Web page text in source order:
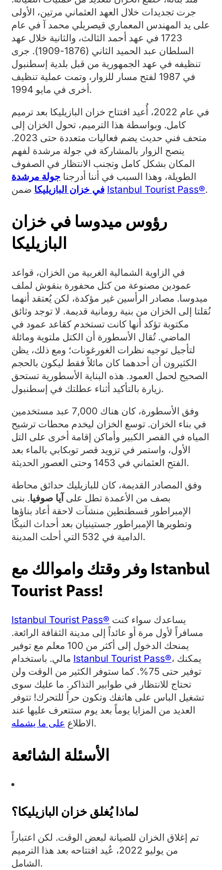
جرت تجديدات خلال العهد العثماني مرتين، الأولى
على يد المهندس المعماري قيصريلي محمد آ في عام
1723 في عهد أحمد الثالث، والثانية خلال عهد
السلطان عبد الحميد الثاني (1876-1909). جرى
تنظيفه في عهد الجمهورية من قبل بلدية إسطنبول
في 1987 لفتح مسار للزوار، وتمت عملية تنظيف
أخرى في مايو 1994.
في عام 2022، أُعيد افتتاح خزان البازيليكا بعد ترميم
كامل. وبواسطة هذا الترميم، تحول الخزان إلى
متحف فني حديث يضم فعاليات متعددة حتى 2023.
ينصح الزوار بالمشاركة في جولة مرشدة لفهم
المكان بشكل كامل وتجنب الانتظار في الصفوف
الطويلة، وهذا السبب في أننا أدرجنا جولة مرشدة
في خزان البازيليكا Istanbul Tourist Pass®.
رؤوس ميدوسا في خزان
البازيليكا
في الزاوية الشمالية الغربية من الخزان، قواعد
عمودين مصنوعة من كتل محفورة بنقوش لملف
ميدوسا. مصادر الرأسين غير مؤكدة، لكن يُعتقد أنهما
نُقلتا إلى الخزان من بنية رومانية قديمة. لا توجد وثائق
مكتوبة تؤكد أنها كانت تستخدم كقاعد عمود في
الماضي. تُقال الأسطورة أن الكتل ملتوية ومائلة
لتأجيل توجيه نظرات الغورغونات؛ ومع ذلك، يظن
الكثيرون أن أحدهما كان مائلاً فقط ليكون بالحجم
الصحيح لحمل العمود. هذه البناية الأسطورية تستحق
زيارة بالتأكيد أثناء عطلتك في إسطنبول.
وفق الأسطورة، كان هناك 7,000 عبد مستخدمين
في بناء الخزان. توسع الخزان ليخدم محطات ترشيح
المياه في القصر الكبير وأماكن إقامة أخرى على التل
الأول، واستمر في تزويد قصر توبكابي بالماء بعد
الفتح العثماني في 1453 وحتى العصور الحديثة.
وفق المصادر القديمة، كان للبازيليك حدائق محاطة
بصف من الأعمدة تطل على آيا صوفيا. بنى
الإمبراطور قسطنطين منشآت لاحقة أعاد بناؤها
وتطويرها الإمبراطور جستينيان بعد أحداث النيكّا
الدامية في 532 التي أحلت المدينة.
وفر وقتك واموالك مع Istanbul
Tourist Pass!
Istanbul Tourist Pass®
مسافراً لأول مرة أو عائداً إلى مدينة الثقافة الرائعة.
يمنحك الدخول إلى أكثر من 100 معلم مع توفير
Istanbul Tourist Pass®، يمكنك
توفير حتى 75%. كما ستوفر الكثير من الوقت ولن
تحتاج للانتظار في طوابير التذاكر. ما عليك سوى
تشغيل الباس على هاتفك وتكون حراً للتحرك! تتوفر
العديد من المزايا يوماً بعد يوم ستتعرف عليها عند
الاطلاع على ما يشمله .
الأسئلة الشائعة
لماذا يُغلق خزان البازيليكا؟
تم إغلاق الخزان للصيانة لبعض الوقت. لكن اعتباراً
من يوليو 2022، عُيد افتتاحه بعد هذا الترميم
الشامل.